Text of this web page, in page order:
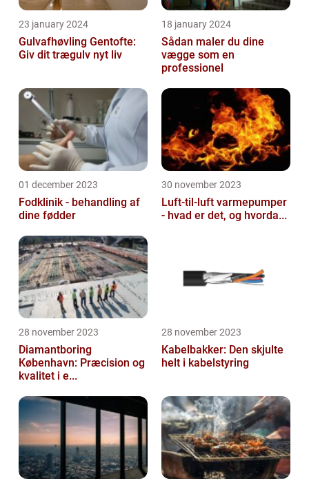
23 january 2024
Gulvafhøvling Gentofte:
Giv dit trægulv nyt liv
18 january 2024
Sådan maler du dine
vægge som en
professionel
01 december 2023
Fodklinik - behandling af
dine fødder
30 november 2023
Luft-til-luft varmepumper
- hvad er det, og hvorda...
28 november 2023
Diamantboring
København: Præcision og
kvalitet i e...
28 november 2023
Kabelbakker: Den skjulte
helt i kabelstyring